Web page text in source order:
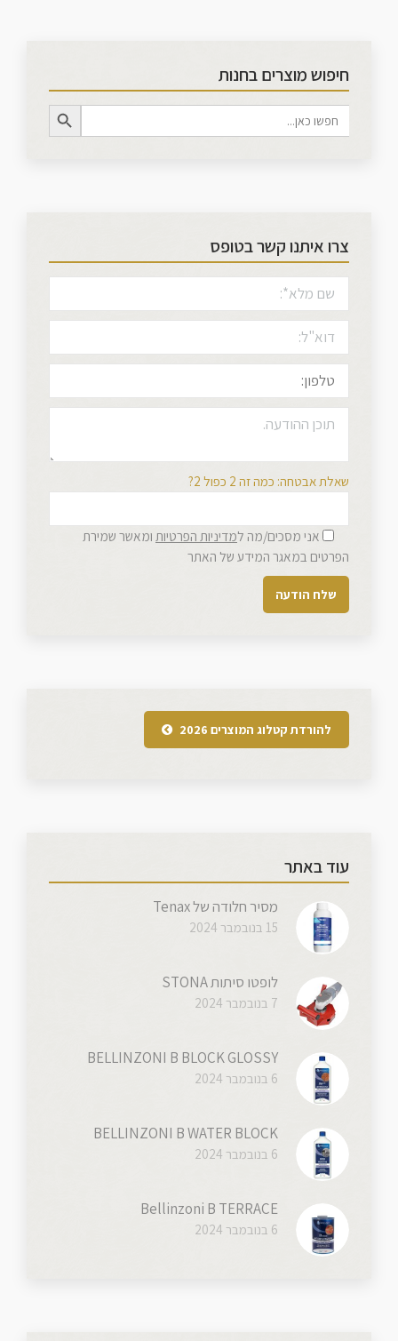
חיפוש מוצרים בחנות
Search
for:
Search Button
צרו איתנו קשר בטופס
שאלת אבטחה: כמה זה 2 כפול 2?
אני מסכים/מה למדיניות הפרטיות ומאשר שמירת
הפרטים במאגר המידע של האתר
להורדת קטלוג המוצרים 2026
עוד באתר
מסיר חלודה של Tenax
15 בנובמבר 2024
לופטו סיתות STONA
7 בנובמבר 2024
BELLINZONI B BLOCK GLOSSY
6 בנובמבר 2024
BELLINZONI B WATER BLOCK
6 בנובמבר 2024
Bellinzoni B TERRACE
6 בנובמבר 2024